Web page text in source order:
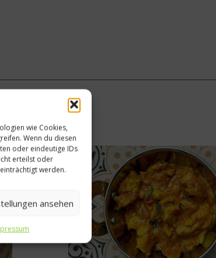
wie Cookies,
Wenn du diesen
oder eindeutige IDs
erteilst oder
werden.
ansehen